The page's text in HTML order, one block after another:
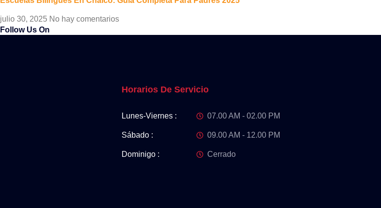
julio 30, 2025 No hay comentarios
Follow Us On
Horarios De Servicio
Lunes-Viernes :
Sábado :
Dominigo :
07.00 AM - 02.00 PM
09.00 AM - 12.00 PM
Cerrado